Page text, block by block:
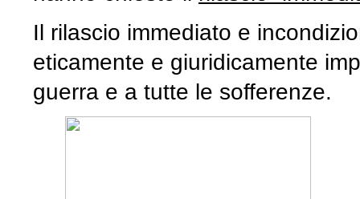
Il rilascio immediato e
eticamente e giuridicamente
guerra e a tutte le sofferenze.